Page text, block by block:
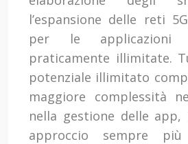
l’espansione delle reti
per le applicazioni
praticamente illimitate.
potenziale illimitato
maggiore complessità
nella gestione delle app,
approccio sempre